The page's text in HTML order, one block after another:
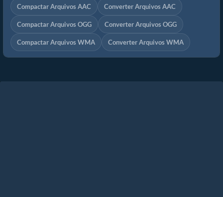
Compactar Arquivos AAC Converter Arquivos AAC
Compactar Arquivos OGG Converter Arquivos OGG
Compactar Arquivos WMA Converter Arquivos WMA